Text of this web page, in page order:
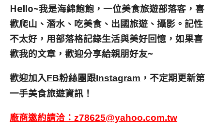
Hello~我是海綿飽飽，一位美食旅遊部落客， 喜
歡爬山、潛水、吃美食、出國旅遊、攝影。 記性
不太好，用部落格記錄生活與美好回憶， 如果喜
歡我的文章，歡迎分享給親朋好友~
歡迎加入FB粉絲團跟Instagram ，不定期更新第
一手美食旅遊資訊！
廠商邀約請洽： z78625@yahoo.com.tw